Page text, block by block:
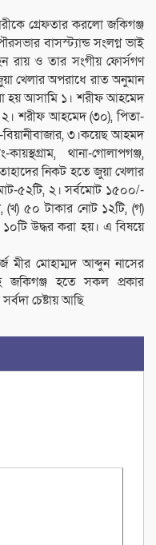
গ্রেফতার করলো জকিগঞ্জ
বাসস্ট্যান্ড সংলগ্ন ভাই
রায় ও তার সংগীয় ফোর্সগণ
খেলার অপরাধে রাত অনুমান
হয় আসামি ১। শরীফ আহমেদ
২। শরীফ আহমেদ (৩০), পিতা-
৩।কয়েছ আহমদ
থানা-গোলাপগঞ্জ,
নিকট হতে জুয়া খেলার
৫২টি, ২। সর্বমোট ১৫০০/-
(খ) ৫০ টাকার নোট ১২টি, (গ)
উদ্ধর করা হয়। এ বিষয়ে
মীর মোহাম্মদ আব্দুন নাসের
জকিগঞ্জ হতে সকল প্রকার
চেষ্টায় আছি